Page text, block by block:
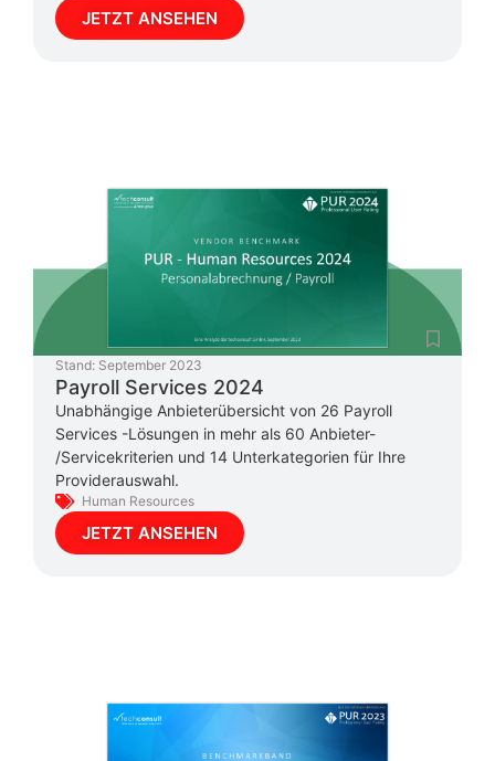
JETZT ANSEHEN
Stand: September 2023
Payroll Services 2024
Unabhängige Anbieterübersicht von 26 Payroll
Services -Lösungen in mehr als 60 Anbieter-
/Servicekriterien und 14 Unterkategorien für Ihre
Providerauswahl.
Human Resources
JETZT ANSEHEN